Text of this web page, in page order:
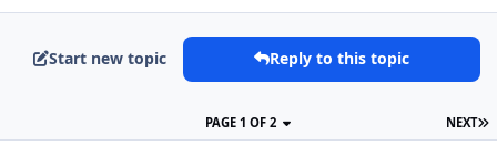
Start new topic Reply to this topic
NEXT
PAGE 1 OF 2